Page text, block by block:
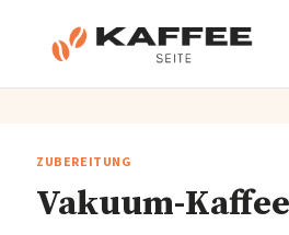
ZUBEREITUNG
Vakuum-